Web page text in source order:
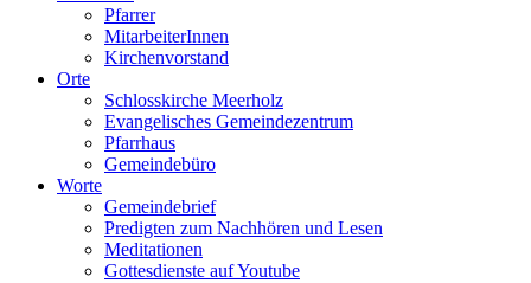
Pfarrer
MitarbeiterInnen
Kirchenvorstand
Orte
Schlosskirche Meerholz
Evangelisches Gemeindezentrum
Pfarrhaus
Gemeindebüro
Worte
Gemeindebrief
Predigten zum Nachhören und Lesen
Meditationen
Gottesdienste auf Youtube